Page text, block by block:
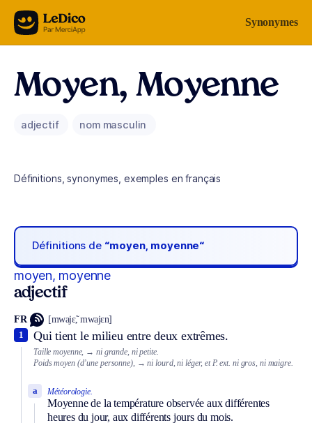
Aller au contenu Synonymes
Moyen, Moyenne
adjectif nom masculin
Définitions, synonymes, exemples en français
Définitions de “moyen, moyenne“
moyen, moyenne
adjectif
FR [mwajɛ̃, mwajɛn]
Qui tient le milieu entre deux extrêmes.
1
Taille moyenne, → ni grande, ni petite.
Poids moyen (d’une personne), → ni lourd, ni léger, etP. ext. ni gros, ni maigre.
Météorologie.
Moyenne de la température observée aux différentes
heures du jour, aux différents jours du mois.
a